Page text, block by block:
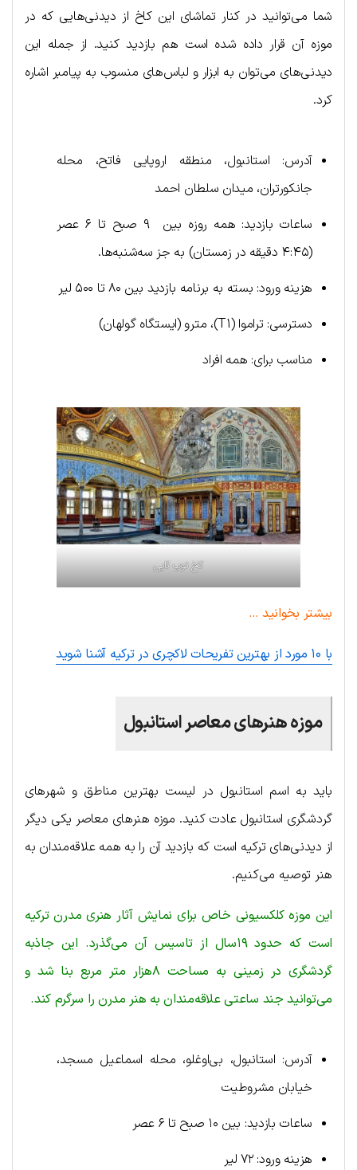
شما می‌توانید در کنار تماشای این کاخ از دیدنی‌هایی که در
موزه آن قرار داده شده است هم بازدید کنید. از جمله این
دیدنی‌های می‌توان به ابزار و لباس‌های منسوب به پیامبر اشاره
کرد.
آدرس: استانبول، منطقه اروپایی فاتح، محله
جانکورتران، میدان سلطان احمد
ساعات بازدید: همه روزه بین 9 صبح تا ۶ عصر
(۴:۴۵ دقیقه در زمستان) به جز سه‌شنبه‌ها.
هزینه ورود: بسته به برنامه بازدید بین ۸۰ تا ۵۰۰ لیر
دسترسی: تراموا (T1)، مترو (ایستگاه گولهان)
مناسب برای: همه افراد
کاخ توپ کاپی
بیشتر بخوانید …
با ۱۰ مورد از بهترین تفریحات لاکچری در ترکیه آشنا شوید
موزه هنرهای معاصر استانبول
باید به اسم استانبول در لیست بهترین مناطق و شهرهای
گردشگری استانبول عادت کنید. موزه هنرهای معاصر یکی دیگر
از دیدنی‌های ترکیه است که بازدید آن را به همه علاقه‌مندان به
هنر توصیه می‌کنیم.
این موزه کلکسیونی خاص برای نمایش آثار هنری مدرن ترکیه
است که حدود ۱۹سال از تاسیس آن می‌گذرد. این جاذبه
گردشگری در زمینی به مساحت ۸هزار متر مربع بنا شد و
می‌توانید جند ساعتی علاقه‌مندان به هنر مدرن را سرگرم کند.
آدرس: استانبول، بی‌اوغلو، محله اسماعیل مسجد،
خیابان مشروطیت
ساعات بازدید: بین ۱۰ صبح تا ۶ عصر
هزینه ورود: ۷۲ لیر